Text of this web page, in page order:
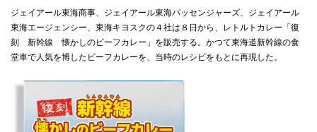
ジェイアール東海商事、ジェイアール東海パッセンジャーズ、ジェイアール
東海エージェンシー、東海キヨスクの４社は８日から、レトルトカレー「復
刻 新幹線 懐かしのビーフカレー」を販売する。かつて東海道新幹線の食
堂車で人気を博したビーフカレーを、当時のレシピをもとに再現した。